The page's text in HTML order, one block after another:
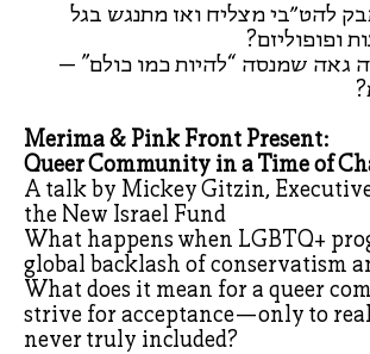
להט״בי מצליח ואז מתנגש בגל
ופופוליזם?
גאה שמנסה “להיות כמו כולם” –
Merima & Pink Front Present:
Queer Community in a Time of
A talk by Mickey Gitzin,
the New Israel Fund
What happens when LGBTQ+
global backlash of conservatism
What does it mean for a queer
strive for acceptance—only to
never truly included?